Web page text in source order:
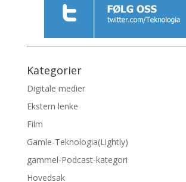
Kategorier
Digitale medier
Ekstern lenke
Film
Gamle-Teknologia(Lightly)
gammel-Podcast-kategori
Hovedsak